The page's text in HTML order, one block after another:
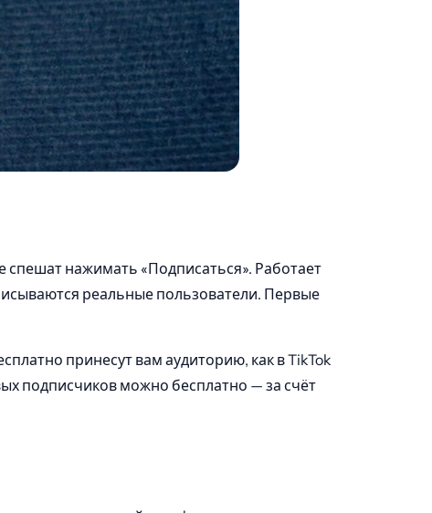
спешат нажимать «Подписаться». Работает
реальные пользователи. Первые
принесут вам аудиторию, как в TikTok
подписчиков можно бесплатно — за счёт